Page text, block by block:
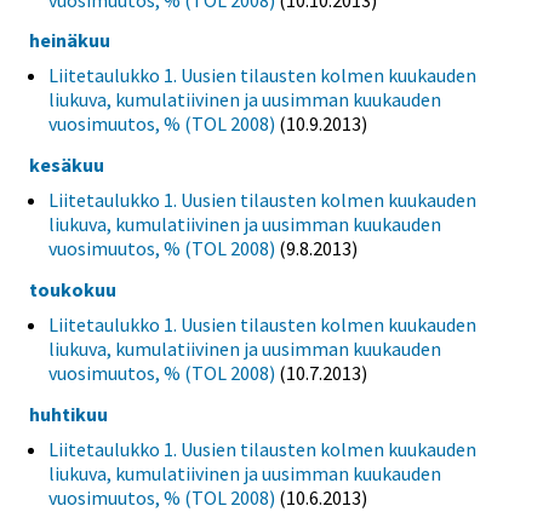
heinäkuu
Liitetaulukko 1. Uusien tilausten kolmen kuukauden
liukuva, kumulatiivinen ja uusimman kuukauden
vuosimuutos, % (TOL 2008) (10.9.2013)
kesäkuu
Liitetaulukko 1. Uusien tilausten kolmen kuukauden
liukuva, kumulatiivinen ja uusimman kuukauden
vuosimuutos, % (TOL 2008) (9.8.2013)
toukokuu
Liitetaulukko 1. Uusien tilausten kolmen kuukauden
liukuva, kumulatiivinen ja uusimman kuukauden
vuosimuutos, % (TOL 2008) (10.7.2013)
huhtikuu
Liitetaulukko 1. Uusien tilausten kolmen kuukauden
liukuva, kumulatiivinen ja uusimman kuukauden
vuosimuutos, % (TOL 2008) (10.6.2013)